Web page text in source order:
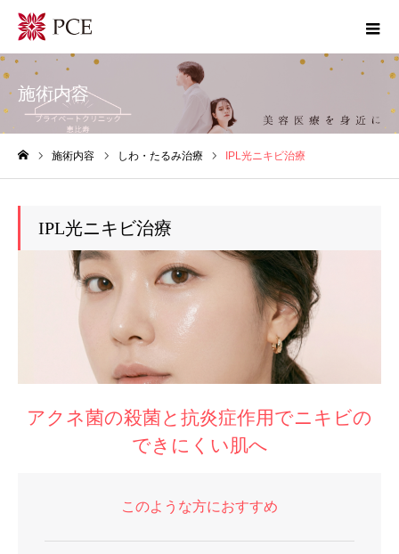
施術内容
施術内容 しわ・たるみ治療 IPL光ニキビ治療
IPL光ニキビ治療
アクネ菌の殺菌と抗炎症作用でニキビの
できにくい肌へ
このような方におすすめ